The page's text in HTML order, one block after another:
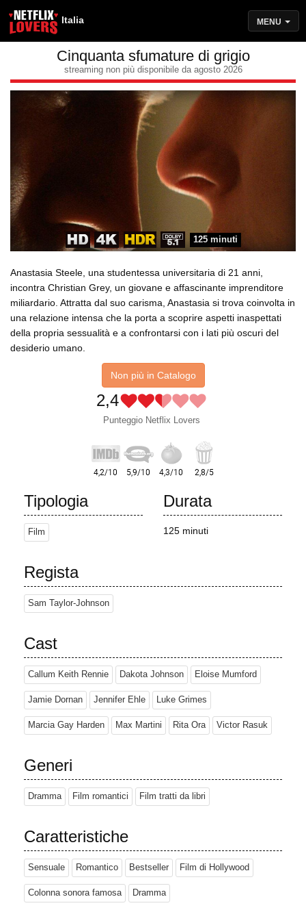
Italia MENU
Cinquanta sfumature di grigio
streaming non più disponibile da agosto 2026
125 minuti
Anastasia Steele, una studentessa universitaria di 21 anni,
incontra Christian Grey, un giovane e affascinante imprenditore
miliardario. Attratta dal suo carisma, Anastasia si trova coinvolta in
una relazione intensa che la porta a scoprire aspetti inaspettati
della propria sessualità e a confrontarsi con i lati più oscuri del
desiderio umano.
Non più in Catalogo
2,4
Punteggio Netflix Lovers
Tipologia
Film
Durata
125 minuti
Regista
Sam Taylor-Johnson
Cast
Callum Keith Rennie Dakota Johnson Eloise Mumford
Jamie Dornan Jennifer Ehle Luke Grimes
Marcia Gay Harden Max Martini Rita Ora Victor Rasuk
Generi
Dramma Film romantici Film tratti da libri
Caratteristiche
Sensuale Romantico Bestseller Film di Hollywood
Colonna sonora famosa Dramma